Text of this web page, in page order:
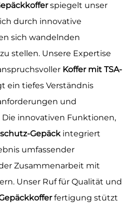
spiegelt unser
durch innovative
sich wandelnden
stellen. Unsere Expertise
Koffer mit TSA-
ein tiefes Verständnis
und
Die innovativen Funktionen,
Gepäck integriert
umfassender
Zusammenarbeit mit
Unser Ruf für Qualität und
fertigung stützt